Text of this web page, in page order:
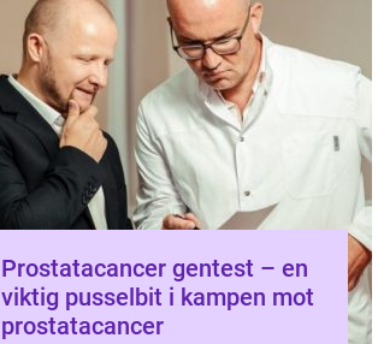
Prostatacancer gentest – en
viktig pusselbit i kampen mot
prostatacancer